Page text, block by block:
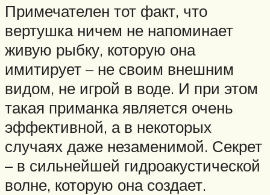
Примечателен тот факт, что
вертушка ничем не напоминает
живую рыбку, которую она
имитирует – не своим внешним
видом, не игрой в воде. И при этом
такая приманка является очень
эффективной, а в некоторых
случаях даже незаменимой. Секрет
– в сильнейшей гидроакустической
волне, которую она создает.